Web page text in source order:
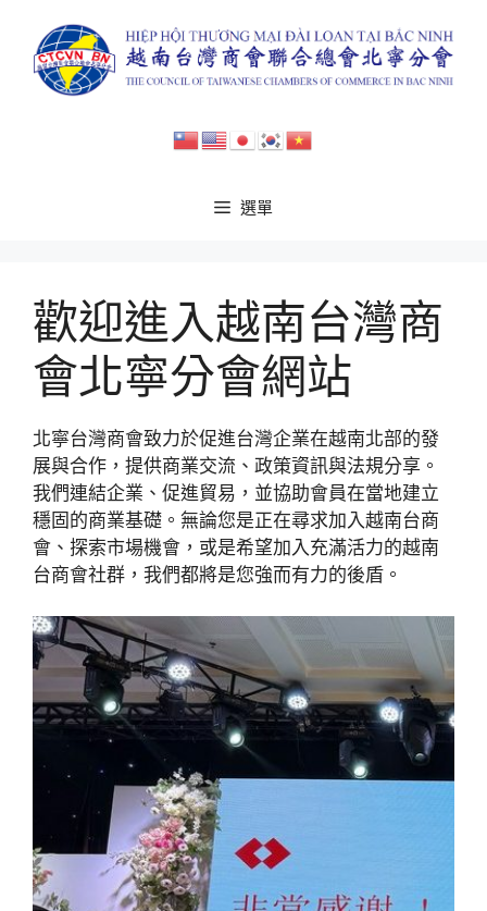
選單
歡迎進入越南台灣商
會北寧分會網站
北寧台灣商會致力於促進台灣企業在越南北部的發
展與合作，提供商業交流、政策資訊與法規分享。
我們連結企業、促進貿易，並協助會員在當地建立
穩固的商業基礎。無論您是正在尋求加入越南台商
會、探索市場機會，或是希望加入充滿活力的越南
台商會社群，我們都將是您強而有力的後盾。